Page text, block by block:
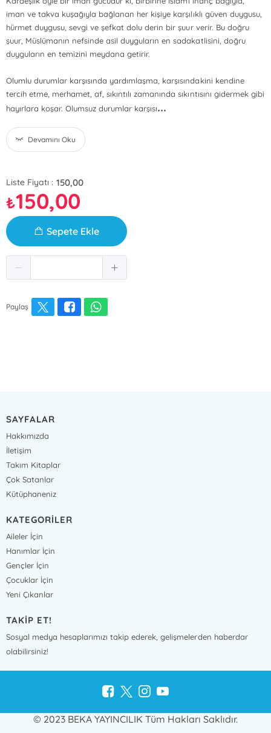
iman ve takva kuşağıyla bağlanan her kişiye karşılıklı güven duygusu,
hürmet duygusu, sevgi ve şefkat dolu derin bir şuur verir. Bu doğru
şuur, Müslümanın nefsinde asil duyguların en sadakatlisini, doğru
duyguların en temizini meydana getirir.
Olumlu durumlar karşısında yardımlaşma, karşısındakini kendine
tercih etme, merhamet, af, sıkıntılı zamanında sıkıntısını gidermek gibi
hayırlara koşar. Olumsuz durumlar karşısı...
Devamını Oku
Liste Fiyatı : 150,00
₺150,00
Sepete Ekle
Paylaş
SAYFALAR
Hakkımızda
İletişim
Takım Kitaplar
Çok Satanlar
Kütüphaneniz
KATEGORİLER
Aileler İçin
Hanımlar İçin
Gençler İçin
Çocuklar İçin
Yeni Çıkanlar
TAKİP ET!
Sosyal medya hesaplarımızı takip ederek, gelişmelerden haberdar
olabilirsiniz!
© 2023 BEKA YAYINCILIK Tüm Hakları Saklıdır.